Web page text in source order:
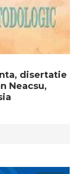
disertatie
Neacsu,